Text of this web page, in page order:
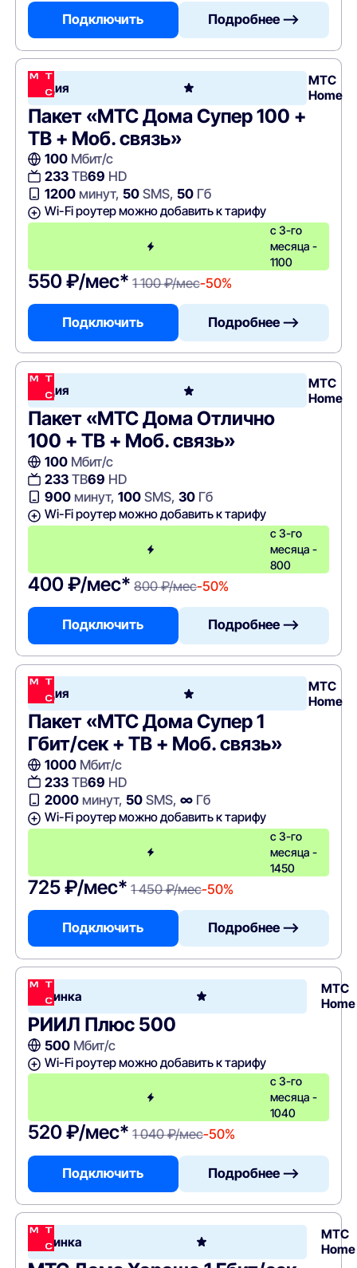
Подключить Подробнее —>
Акция
МТС
Home
Пакет «МТС Дома Супер 100 +
ТВ + Моб. связь»
100Мбит/с
233ТВ69 HD
1200минут, 50SMS, 50Гб
Wi-Fi роутер можно добавить к тарифу
с 3-го
месяца -
1100
550 ₽/мес* 1 100 ₽/мес-50%
Подключить Подробнее —>
Акция
МТС
Home
Пакет «МТС Дома Отлично
100 + ТВ + Моб. связь»
100Мбит/с
233ТВ69 HD
900минут, 100SMS, 30Гб
Wi-Fi роутер можно добавить к тарифу
c 3-го
месяца -
800
400 ₽/мес* 800 ₽/мес-50%
Подключить Подробнее —>
Акция
МТС
Home
Пакет «МТС Дома Супер 1
Гбит/сек + ТВ + Моб. связь»
1000Мбит/с
233ТВ69 HD
2000минут, 50SMS, ∞Гб
Wi-Fi роутер можно добавить к тарифу
с 3-го
месяца -
1450
725 ₽/мес* 1 450 ₽/мес-50%
Подключить Подробнее —>
Новинка
МТС
Home
РИИЛ Плюс 500
500Мбит/с
Wi-Fi роутер можно добавить к тарифу
c 3-го
месяца -
1040
520 ₽/мес* 1 040 ₽/мес-50%
Подключить Подробнее —>
Новинка
МТС
Home